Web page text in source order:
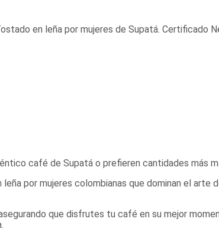
en leña por mujeres de Supatá. Certificado
café de Supatá o prefieren cantidades más
por mujeres colombianas que dominan el arte
que disfrutes tu café en su mejor